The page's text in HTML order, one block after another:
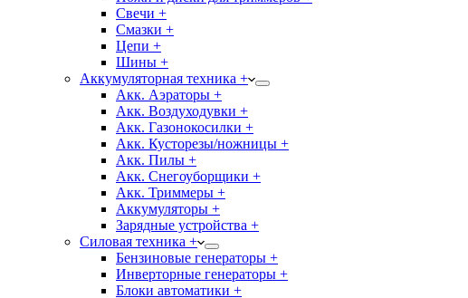
Свечи +
Смазки +
Цепи +
Шины +
Аккумуляторная техника +
Акк. Аэраторы +
Акк. Воздуходувки +
Акк. Газонокосилки +
Акк. Кусторезы/ножницы +
Акк. Пилы +
Акк. Снегоуборщики +
Акк. Триммеры +
Аккумуляторы +
Зарядные устройства +
Силовая техника +
Бензиновые генераторы +
Инверторные генераторы +
Блоки автоматики +